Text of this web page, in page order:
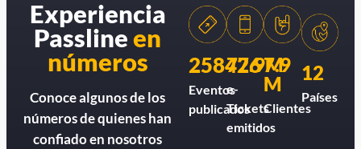
Experiencia
Passlineen
números
Conoce algunos de los
números de quienes han
confiado en nosotros
258426
Eventos
publicados
77.9M
e-
Tickets
emitidos
7.9
M
Clientes
12
Países